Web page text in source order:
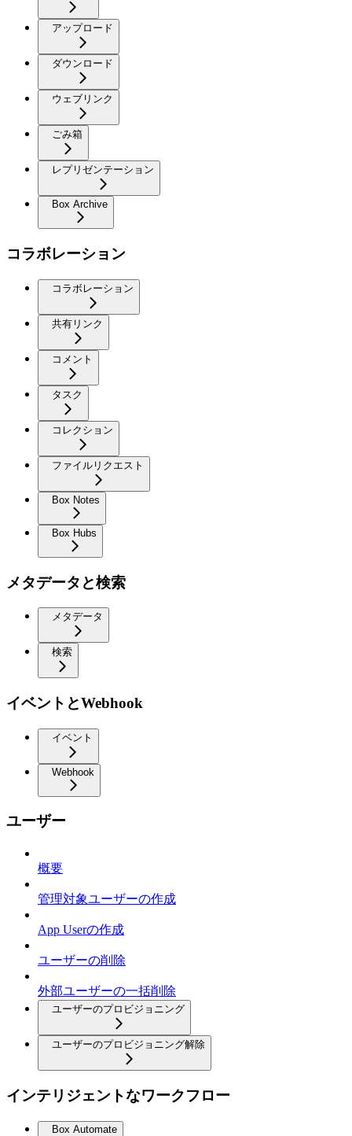
アップロード
ダウンロード
ウェブリンク
ごみ箱
レプリゼンテーション
Box Archive
コラボレーション
コラボレーション
共有リンク
コメント
タスク
コレクション
ファイルリクエスト
Box Notes
Box Hubs
メタデータと検索
メタデータ
検索
イベントとWebhook
イベント
Webhook
ユーザー
概要
管理対象ユーザーの作成
App Userの作成
ユーザーの削除
外部ユーザーの一括削除
ユーザーのプロビジョニング
ユーザーのプロビジョニング解除
インテリジェントなワークフロー
Box Automate